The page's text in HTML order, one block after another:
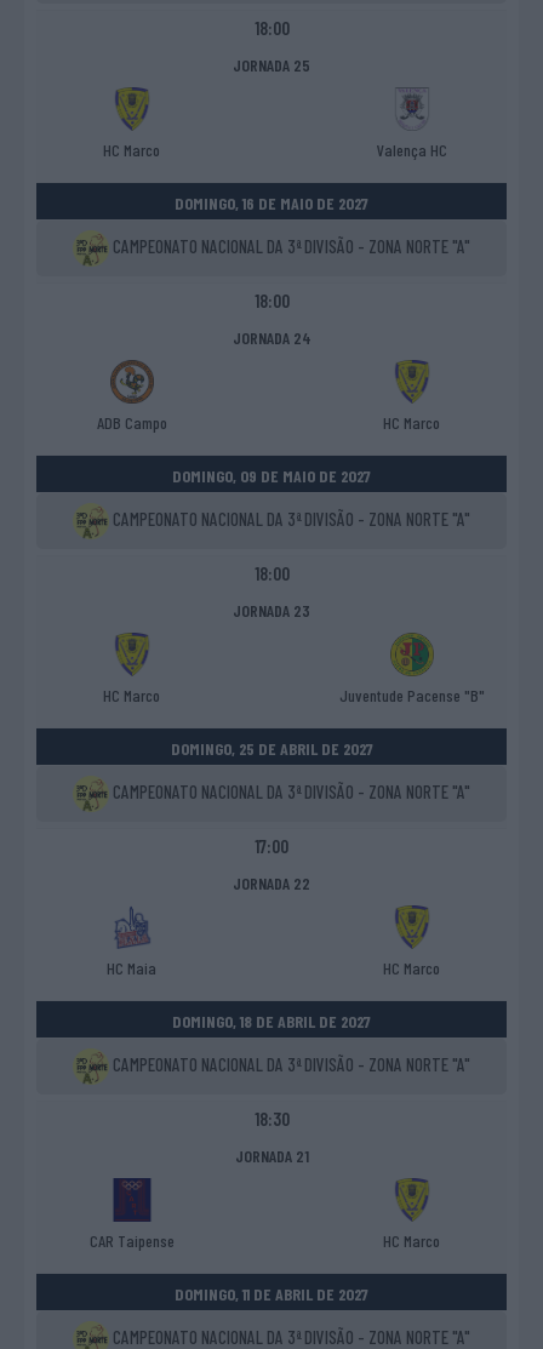
18:00
JORNADA 25
HC Marco Valença HC
DOMINGO, 16 DE MAIO DE 2027
CAMPEONATO NACIONAL DA 3ª DIVISÃO - ZONA NORTE "A"
18:00
JORNADA 24
ADB Campo HC Marco
DOMINGO, 09 DE MAIO DE 2027
CAMPEONATO NACIONAL DA 3ª DIVISÃO - ZONA NORTE "A"
18:00
JORNADA 23
HC Marco Juventude Pacense "B"
DOMINGO, 25 DE ABRIL DE 2027
CAMPEONATO NACIONAL DA 3ª DIVISÃO - ZONA NORTE "A"
17:00
JORNADA 22
HC Maia HC Marco
DOMINGO, 18 DE ABRIL DE 2027
CAMPEONATO NACIONAL DA 3ª DIVISÃO - ZONA NORTE "A"
18:30
JORNADA 21
CAR Taipense HC Marco
DOMINGO, 11 DE ABRIL DE 2027
CAMPEONATO NACIONAL DA 3ª DIVISÃO - ZONA NORTE "A"